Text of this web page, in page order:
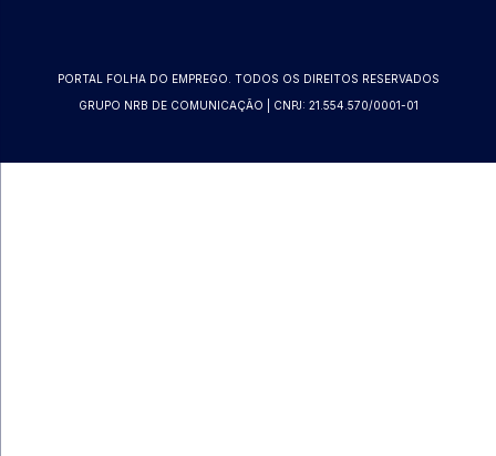
PORTAL FOLHA DO EMPREGO. TODOS OS DIREITOS RESERVADOS
GRUPO NRB DE COMUNICAÇÃO | CNPJ: 21.554.570/0001-01